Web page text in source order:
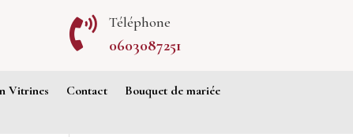
 Téléphone
0603087251
Vitrines Contact
Bouquet de mariée